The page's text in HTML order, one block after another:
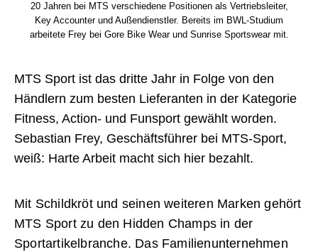
20 Jahren bei MTS verschiedene Positionen als Vertriebsleiter,
Key Accounter und Außendienstler. Bereits im BWL-Studium
arbeitete Frey bei Gore Bike Wear und Sunrise Sportswear mit.
MTS Sport ist das dritte Jahr in Folge von den
Händlern zum besten Lieferanten in der Kategorie
Fitness, Action- und Funsport gewählt worden.
Sebastian Frey, Geschäftsführer bei MTS-Sport,
weiß: Harte Arbeit macht sich hier bezahlt.
Mit Schildkröt und seinen weiteren Marken gehört
MTS Sport zu den Hidden Champs in der
Sportartikelbranche. Das Familienunternehmen